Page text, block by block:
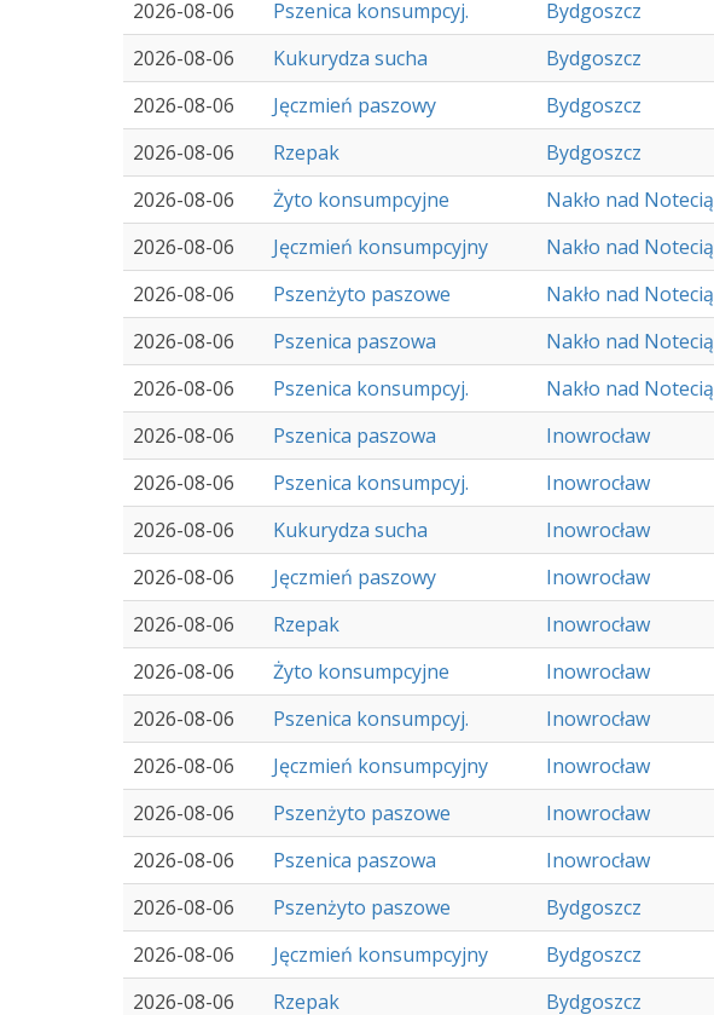
2026-08-06
Pszenica konsumpcyj. Bydgoszcz
2026-08-06
Kukurydza sucha Bydgoszcz
2026-08-06
Jęczmień paszowy Bydgoszcz
2026-08-06
Rzepak Bydgoszcz
2026-08-06
Żyto konsumpcyjne Nakło nad Notecią
2026-08-06
Jęczmień konsumpcyjny Nakło nad Notecią
2026-08-06
Pszenżyto paszowe Nakło nad Notecią
2026-08-06
Pszenica paszowa Nakło nad Notecią
2026-08-06
Pszenica konsumpcyj. Nakło nad Notecią
2026-08-06
Pszenica paszowa Inowrocław
2026-08-06
Pszenica konsumpcyj. Inowrocław
2026-08-06
Kukurydza sucha Inowrocław
2026-08-06
Jęczmień paszowy Inowrocław
2026-08-06
Rzepak Inowrocław
2026-08-06
Żyto konsumpcyjne Inowrocław
2026-08-06
Pszenica konsumpcyj. Inowrocław
2026-08-06
Jęczmień konsumpcyjny Inowrocław
2026-08-06
Pszenżyto paszowe Inowrocław
2026-08-06
Pszenica paszowa Inowrocław
2026-08-06
Pszenżyto paszowe Bydgoszcz
2026-08-06
Jęczmień konsumpcyjny Bydgoszcz
2026-08-06
Rzepak Bydgoszcz